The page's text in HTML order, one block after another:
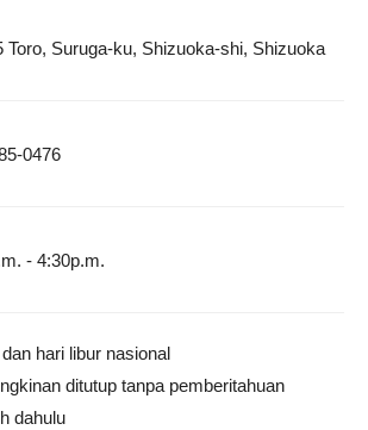
Toro, Suruga-ku, Shizuoka-shi, Shizuoka
0476
- 4:30p.m.
hari libur nasional
ditutup tanpa pemberitahuan
dahulu